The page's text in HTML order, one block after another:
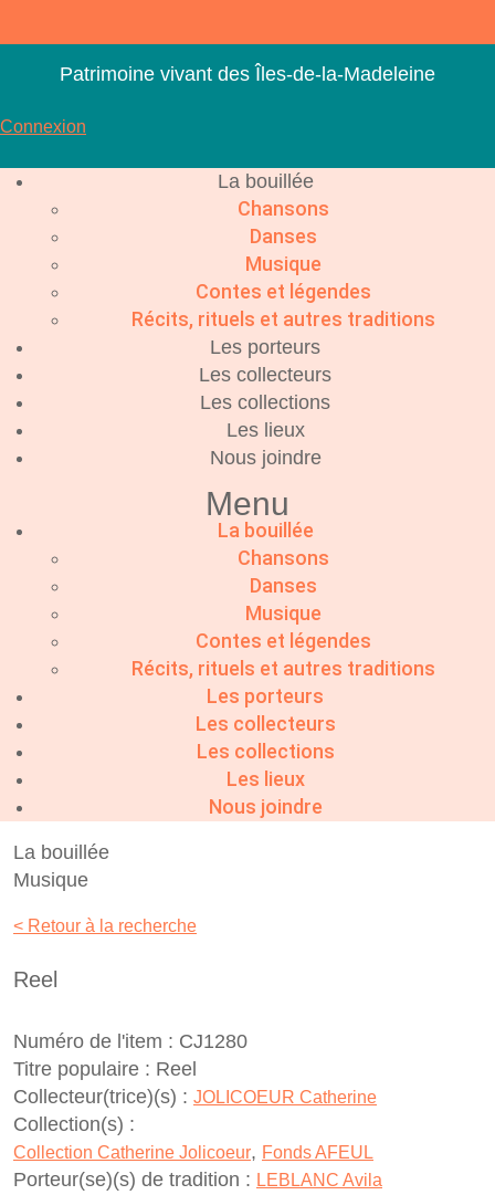
contenu
Patrimoine vivant des Îles-de-la-Madeleine
Connexion
La bouillée
Chansons
Danses
Musique
Contes et légendes
Récits, rituels et autres traditions
Les porteurs
Les collecteurs
Les collections
Les lieux
Nous joindre
Menu
La bouillée
Chansons
Danses
Musique
Contes et légendes
Récits, rituels et autres traditions
Les porteurs
Les collecteurs
Les collections
Les lieux
Nous joindre
La bouillée
Musique
< Retour à la recherche
Reel
Numéro de l'item : CJ1280
Titre populaire : Reel
Collecteur(trice)(s) : JOLICOEUR Catherine
Collection(s) :
Collection Catherine Jolicoeur, Fonds AFEUL
Porteur(se)(s) de tradition : LEBLANC Avila